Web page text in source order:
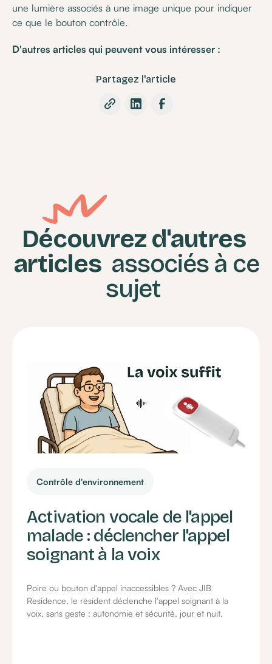
une lumière associés à une image unique pour indiquer
ce que le bouton contrôle.
D'autres articles qui peuvent vous intéresser :
Partagez l'article
Découvrez d'autres
articles associés à ce
sujet
Contrôle d'environnement
Activation vocale de l'appel
malade : déclencher l'appel
soignant à la voix
Poire ou bouton d'appel inaccessibles ? Avec JIB
Residence, le résident déclenche l'appel soignant à la
voix, sans geste : autonomie et sécurité, jour et nuit.